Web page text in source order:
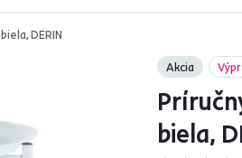
DERIN
Akcia
biela,